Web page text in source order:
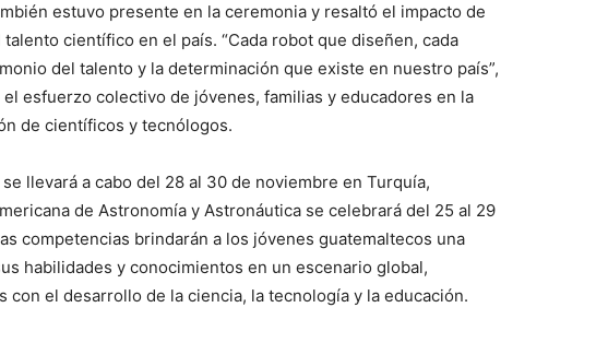
estuvo presente en la ceremonia y resaltó el impacto de
científico en el país. “Cada robot que diseñen, cada
del talento y la determinación que existe en nuestro país”,
esfuerzo colectivo de jóvenes, familias y educadores en la
de científicos y tecnólogos.
llevará a cabo del 28 al 30 de noviembre en Turquía,
de Astronomía y Astronáutica se celebrará del 25 al 29
competencias brindarán a los jóvenes guatemaltecos una
habilidades y conocimientos en un escenario global,
con el desarrollo de la ciencia, la tecnología y la educación.